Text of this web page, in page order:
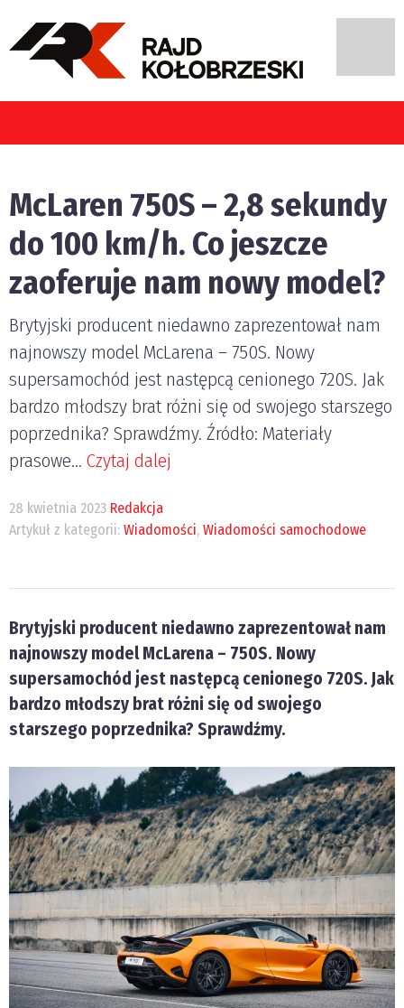
McLaren 750S – 2,8 sekundy
do 100 km/h. Co jeszcze
zaoferuje nam nowy model?
Brytyjski producent niedawno zaprezentował nam
najnowszy model McLarena – 750S. Nowy
supersamochód jest następcą cenionego 720S. Jak
bardzo młodszy brat różni się od swojego starszego
poprzednika? Sprawdźmy. Źródło: Materiały
prasowe... Czytaj dalej
28 kwietnia 2023 Redakcja
Artykuł z kategorii: Wiadomości, Wiadomości samochodowe
Brytyjski producent niedawno zaprezentował nam
najnowszy model McLarena – 750S. Nowy
supersamochód jest następcą cenionego 720S. Jak
bardzo młodszy brat różni się od swojego
starszego poprzednika? Sprawdźmy.